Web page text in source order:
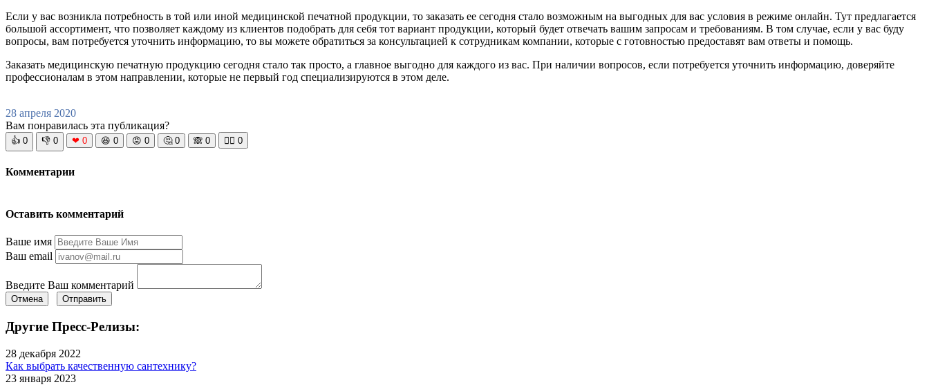
Если у вас возникла потребность в той или иной медицинской печатной продукции, то заказать ее сегодня стало возможным на выгодных для вас условия в режиме онлайн. Тут предлагается
большой ассортимент, что позволяет каждому из клиентов подобрать для себя тот вариант продукции, который будет отвечать вашим запросам и требованиям. В том случае, если у вас буду
вопросы, вам потребуется уточнить информацию, то вы можете обратиться за консультацией к сотрудникам компании, которые с готовностью предоставят вам ответы и помощь.
Заказать медицинскую печатную продукцию сегодня стало так просто, а главное выгодно для каждого из вас. При наличии вопросов, если потребуется уточнить информацию, доверяйте
профессионалам в этом направлении, которые не первый год специализируются в этом деле.
28 апреля 2020
Вам понравилась эта публикация?
👍 0 👎 0 ❤ 0 😆 0 😡 0 🤔 0 🙈 0 🧘‍♀️ 0
Комментарии
Оставить комментарий
Ваше имя
Ваш email
Введите Ваш комментарий
Отмена Отправить
Другие Пресс-Релизы:
28 декабря 2022
Как выбрать качественную сантехнику?
23 января 2023